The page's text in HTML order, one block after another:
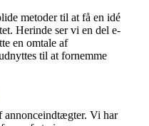
metoder til at få en idé
Herinde ser vi en del e-
en omtale af
til at fornemme
annonceindtægter. Vi har